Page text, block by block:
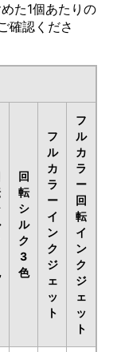
た1個あたりの
確認くださ
回
転
シ
ル
ク
3
色
フ
ル
カ
ラ
ー
イ
ン
ク
ジ
ェ
ッ
ト
フ
ル
カ
ラ
ー
回
転
イ
ン
ク
ジ
ェ
ッ
ト